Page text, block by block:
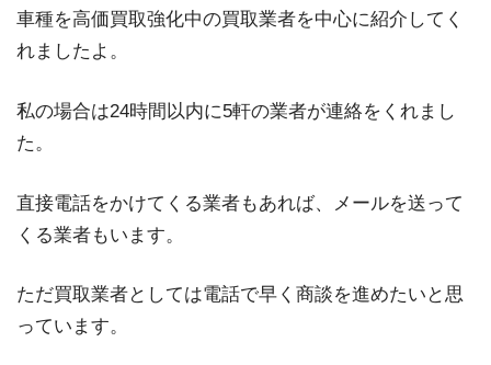
車種を高価買取強化中の買取業者を中心に紹介してく
れましたよ。
私の場合は24時間以内に5軒の業者が連絡をくれまし
た。
直接電話をかけてくる業者もあれば、メールを送って
くる業者もいます。
ただ買取業者としては電話で早く商談を進めたいと思
っています。